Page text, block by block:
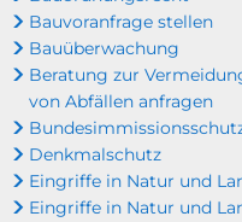
Bauvoranfrage stellen
Bauüberwachung
Beratung zur
von Abfällen anfragen
Denkmalschutz
Eingriffe in Natur und
Eingriffe in Natur und